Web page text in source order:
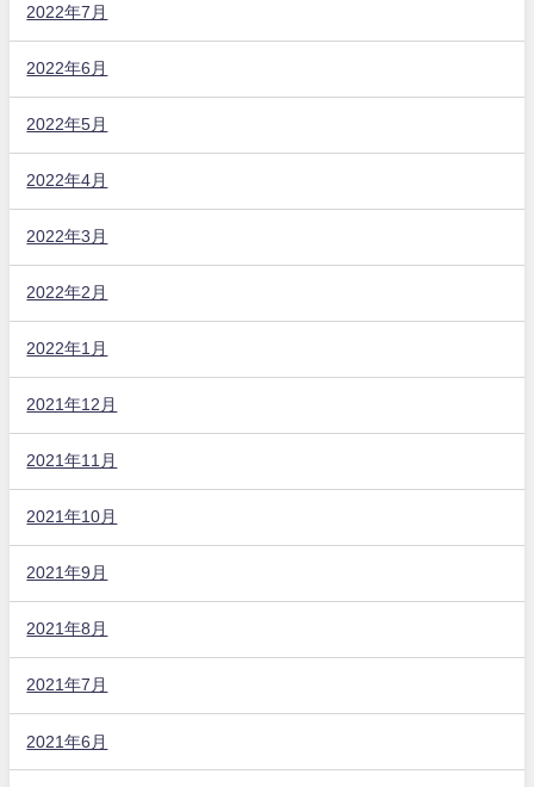
2022年7月
2022年6月
2022年5月
2022年4月
2022年3月
2022年2月
2022年1月
2021年12月
2021年11月
2021年10月
2021年9月
2021年8月
2021年7月
2021年6月